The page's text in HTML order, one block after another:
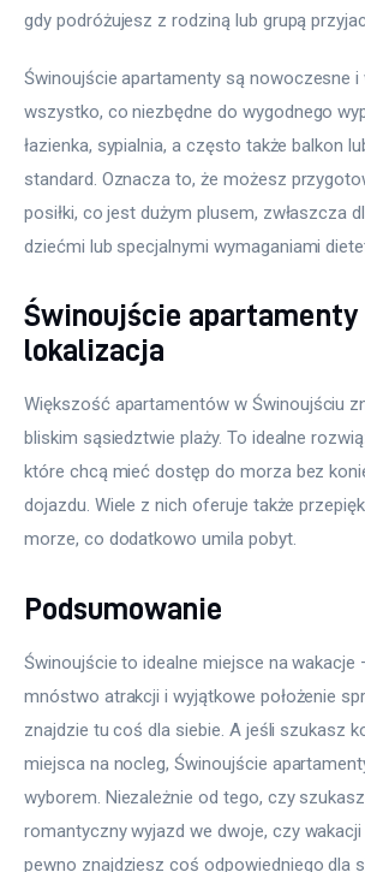
gdy podróżujesz z rodziną lub grupą
Świnoujście apartamenty są nowoczesne i
wszystko, co niezbędne do wygodnego
łazienka, sypialnia, a często także balkon
standard. Oznacza to, że możesz
posiłki, co jest dużym plusem, zwłaszcza
dziećmi lub specjalnymi wymaganiami
Świnoujście apartamenty
lokalizacja
Większość apartamentów w Świnoujściu
bliskim sąsiedztwie plaży. To idealne
które chcą mieć dostęp do morza bez
dojazdu. Wiele z nich oferuje także
morze, co dodatkowo umila pobyt.
Podsumowanie
Świnoujście to idealne miejsce na wakacje
mnóstwo atrakcji i wyjątkowe położenie
znajdzie tu coś dla siebie. A jeśli szukasz
miejsca na nocleg, Świnoujście
wyborem. Niezależnie od tego, czy
romantyczny wyjazd we dwoje, czy
pewno znajdziesz coś odpowiedniego dla